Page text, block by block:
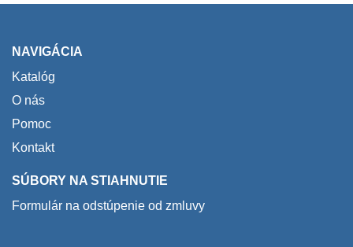
NAVIGÁCIA
Katalóg
O nás
Pomoc
Kontakt
SÚBORY NA STIAHNUTIE
Formulár na odstúpenie od zmluvy